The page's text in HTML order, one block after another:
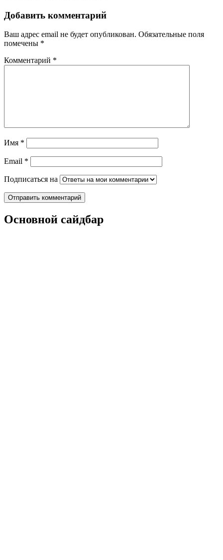
Добавить комментарий
Ваш адрес email не будет опубликован. Обязательные поля
помечены *
Комментарий *
Имя *
Email *
Подписаться на
Основной сайдбар